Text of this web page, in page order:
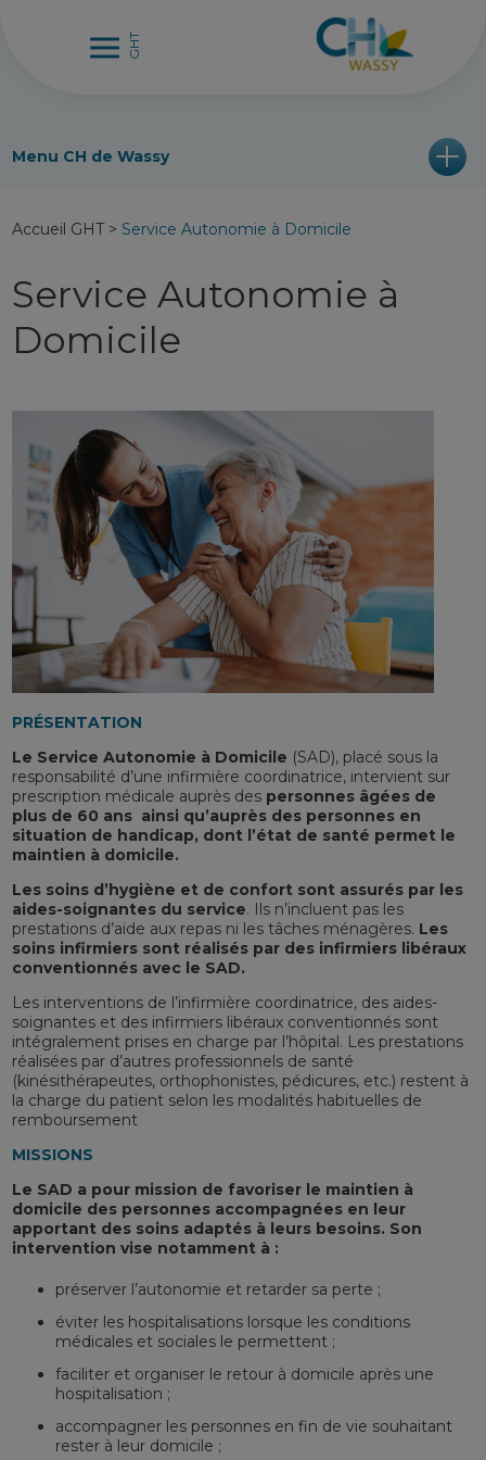
Menu CH de Wassy
Accueil GHT> Service Autonomie à Domicile
Service Autonomie à
Domicile
PRÉSENTATION
Le Service Autonomie à Domicile (SAD), placé sous la
responsabilité d’une infirmière coordinatrice, intervient sur
prescription médicale auprès des personnes âgées de
plus de 60 ans ainsi qu’auprès des personnes en
situation de handicap, dont l’état de santé permet le
maintien à domicile.
Les soins d’hygiène et de confort sont assurés par les
aides-soignantes du service. Ils n’incluent pas les
prestations d’aide aux repas ni les tâches ménagères. Les
soins infirmiers sont réalisés par des infirmiers libéraux
conventionnés avec le SAD.
Les interventions de l’infirmière coordinatrice, des aides-
soignantes et des infirmiers libéraux conventionnés sont
intégralement prises en charge par l’hôpital. Les prestations
réalisées par d’autres professionnels de santé
(kinésithérapeutes, orthophonistes, pédicures, etc.) restent à
la charge du patient selon les modalités habituelles de
remboursement
MISSIONS
Le SAD a pour mission de favoriser le maintien à
domicile des personnes accompagnées en leur
apportant des soins adaptés à leurs besoins. Son
intervention vise notamment à :
préserver l’autonomie et retarder sa perte ;
éviter les hospitalisations lorsque les conditions
médicales et sociales le permettent ;
faciliter et organiser le retour à domicile après une
hospitalisation ;
accompagner les personnes en fin de vie souhaitant
rester à leur domicile ;